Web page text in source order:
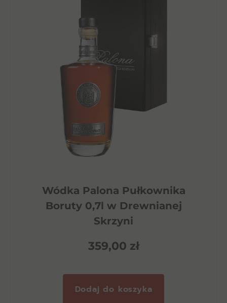
Wódka Palona Pułkownika
Boruty 0,7l w Drewnianej
Skrzyni
359,00 zł
Dodaj do koszyka